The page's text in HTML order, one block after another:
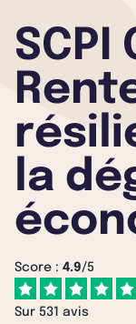
SCPI
la
Score : 4.9/5
Sur 531 avis